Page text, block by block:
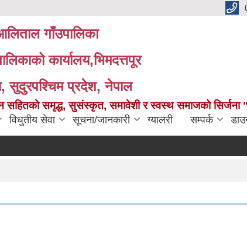
गाँउपालिका
कार्यालय,भिमदत्तपूर
सुदुरपश्चिम प्रदेश, नेपाल
सहितको समृद्ध, सुसंस्कृत, समावेशी र स्वस्थ समाजको सिर्जना "
विधुतीय सेवा सूचना/जानकारी ग्यालरी सम्पर्क